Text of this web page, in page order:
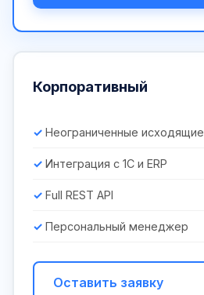
Корпоративный
Неограниченные исходящие
Интеграция с 1С и ERP
Full REST API
Персональный менеджер
Оставить заявку